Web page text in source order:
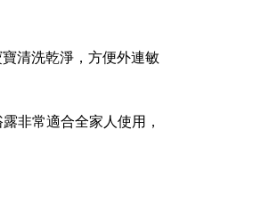
清洗乾淨，方便外連敏
非常適合全家人使用，